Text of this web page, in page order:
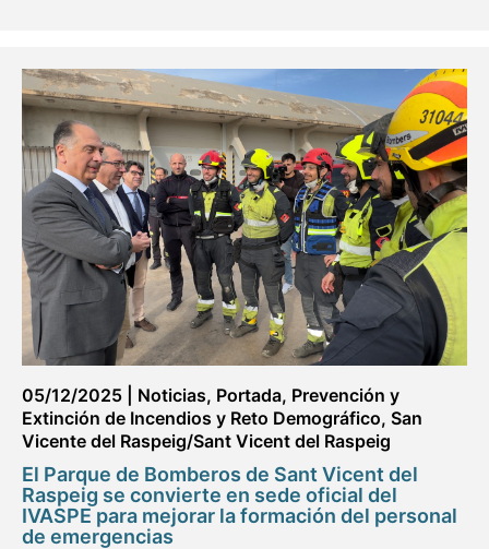
05/12/2025 Noticias, Portada, Prevención y
Extinción de Incendios y Reto Demográfico, San
Vicente del Raspeig/Sant Vicent del Raspeig
El Parque de Bomberos de Sant Vicent del
Raspeig se convierte en sede oficial del
IVASPE para mejorar la formación del personal
de emergencias